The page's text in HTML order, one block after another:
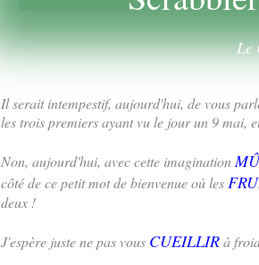
Le
Il serait intempestif, aujourd'hui, de vous
les trois premiers ayant vu le jour un 9 mai,
Non, aujourd'hui, avec cette imagination
côté de ce petit mot de bienvenue où les
deux !
J'espère juste ne pas vous CUEILLIRà